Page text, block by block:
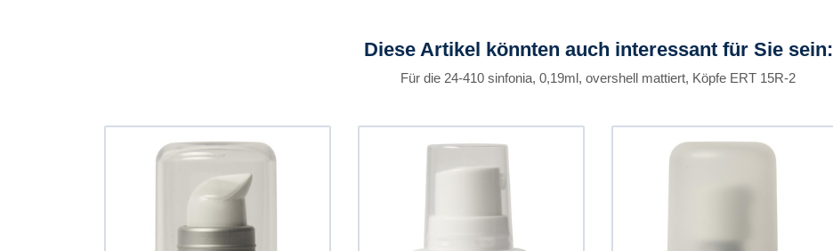
Diese Artikel könnten auch interessant für Sie sein:
Für die 24-410 sinfonia, 0,19ml, overshell mattiert, Köpfe ERT 15R-2